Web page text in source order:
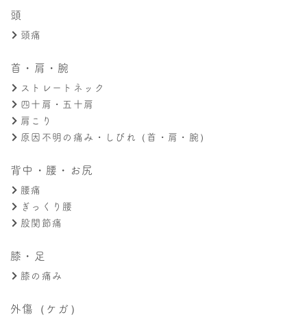
頭
頭痛
首・肩・腕
ストレートネック
四十肩・五十肩
肩こり
原因不明の痛み・しびれ（首・肩・腕）
背中・腰・お尻
腰痛
ぎっくり腰
股関節痛
膝・足
膝の痛み
外傷（ケガ）